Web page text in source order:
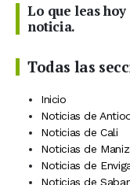
Lo que leas
noticia.
Todas las
Inicio
Noticias de
Noticias de Cali
Noticias de
Noticias de
Noticias de